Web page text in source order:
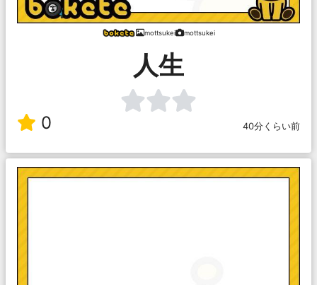
mottsukei mottsukei
人生
0 40分くらい前